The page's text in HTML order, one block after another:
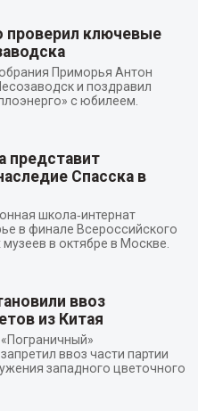
ключевые
Приморья Антон
и поздравил
с юбилеем.
представит
Спасска в
школа‑интернат
в финале Всероссийского
в октябре в Москве.
ввоз
из Китая
ввоз части партии
западного цветочного